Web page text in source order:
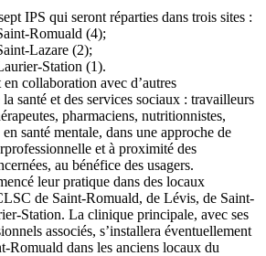
IPS qui seront réparties dans trois sites :
Romuald (4);
Lazare (2);
Station (1).
collaboration avec d’autres
santé et des services sociaux : travailleurs
pharmaciens, nutritionnistes,
santé mentale, dans une approche de
et à proximité des
au bénéfice des usagers.
leur pratique dans des locaux
de Saint-Romuald, de Lévis, de Saint-
Station. La clinique principale, avec ses
associés, s’installera éventuellement
Romuald dans les anciens locaux du